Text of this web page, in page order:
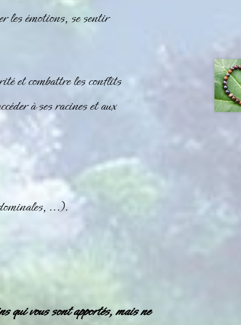
les émotions, se sentir
et combattre les conflits
à ses racines et aux
…).
qui vous sont apportés, mais ne